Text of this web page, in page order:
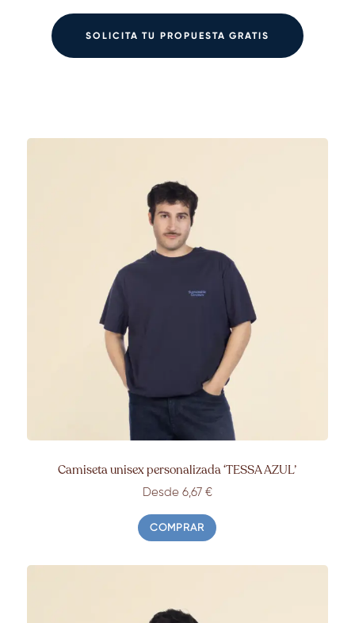
SOLICITA TU PROPUESTA GRATIS
Camiseta unisex personalizada ‘TESSA AZUL’
Desde 6,67 €
COMPRAR